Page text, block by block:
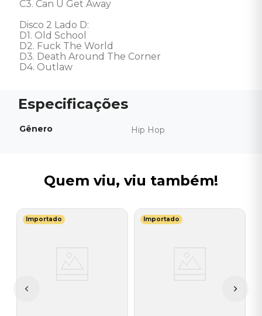
C3. Can U Get Away
Disco 2 Lado D:
D1. Old School
D2. Fuck The World
D3. Death Around The Corner
D4. Outlaw
Gênero Hip Hop
Quem viu, viu também!
Importado Importado